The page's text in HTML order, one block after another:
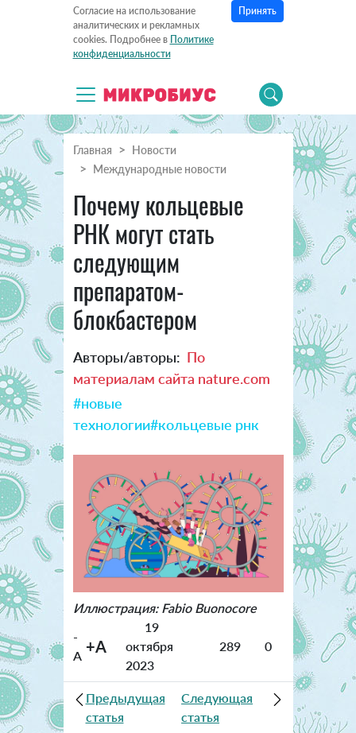
Согласие на использование
аналитических и рекламных
cookies. Подробнее в Политике
конфиденциальности
Принять
Главная
Новости
Международные новости
Почему кольцевые
РНК могут стать
следующим
препаратом-
блокбастером
Авторы/авторы: По
материалам сайта nature.com
#новые
технологии#кольцевые рнк
Иллюстрация: Fabio Buonocore
-
A +A
19
октября
2023
289 0
Предыдущая
статья
Следующая
статья